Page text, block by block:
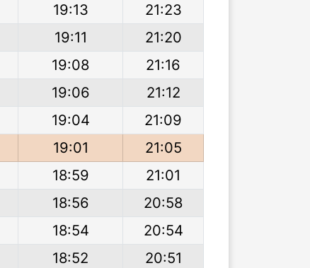
19:13
21:23
19:11
21:20
19:08
21:16
19:06
21:12
19:04
21:09
19:01
21:05
18:59
21:01
18:56
20:58
18:54
20:54
18:52
20:51